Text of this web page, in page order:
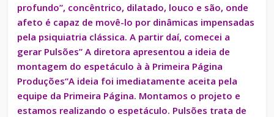
profundo”, concêntrico, dilatado, louco e são, onde
afeto é capaz de movê-lo por dinâmicas impensadas
pela psiquiatria clássica. A partir daí, comecei a
gerar Pulsões” A diretora apresentou a ideia de
montagem do espetáculo à à Primeira Página
Produções“A ideia foi imediatamente aceita pela
equipe da Primeira Página. Montamos o projeto e
estamos realizando o espetáculo. Pulsões trata de